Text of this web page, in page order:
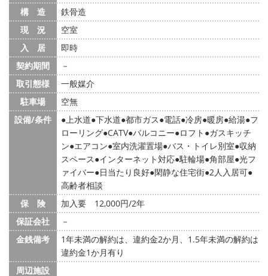
構 造
鉄骨造
現 況
空室
入 居
即時
契約期間
－
取引態様
一般媒介
駐車場
空無
設備/条件
上水道 下水道 都市ガス 電話 冷房 暖房 給湯 フ
ローリング CATV バルコニー ロフト
ガスキッチ
ン エアコン 室内洗濯置場 バス・トイレ別室 収納
スペース インターネット対応 駐輪場 角部屋 光フ
ァイバー 日当たり良好 閑静な住宅街 2人入居可
高齢者相談
保 険
加入要 12,000円/2年
保証会社
－
金銭備考
1年未満の解約は、違約金2か月、1.5年未満の解約は
違約金1か月有り
周辺施設